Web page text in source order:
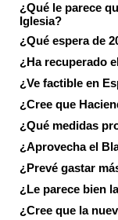
¿Qué le parece
Iglesia?
¿Qué espera de
¿Ha recuperado
¿Ve factible en
¿Cree que
¿Qué medidas
¿Aprovecha el
¿Prevé gastar
¿Le parece bien
¿Cree que la